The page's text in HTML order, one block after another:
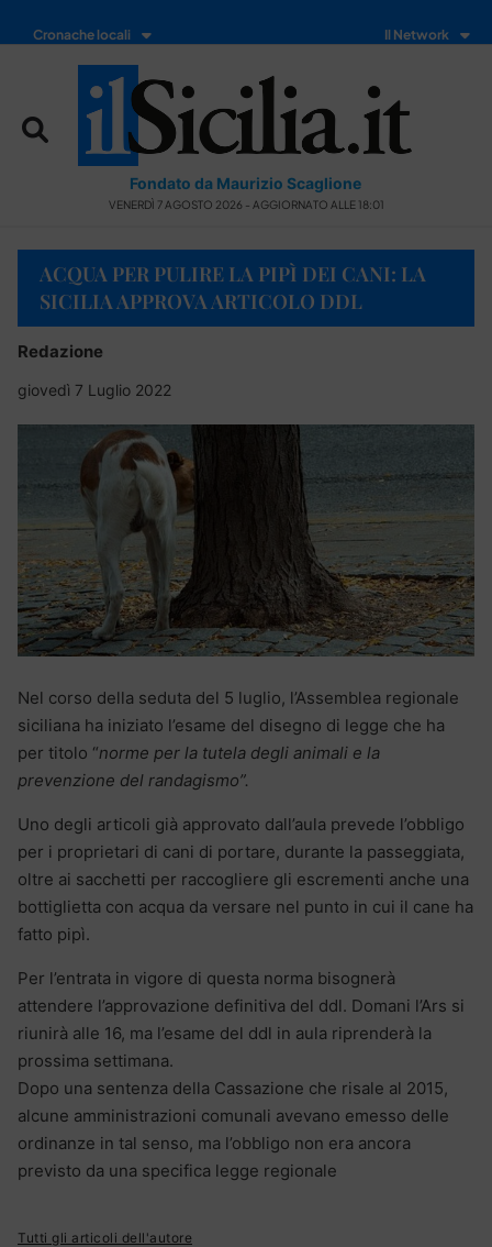
Cronache locali Il Network
Fondato da Maurizio Scaglione
VENERDÌ 7 AGOSTO 2026 - AGGIORNATO ALLE 18:01
ACQUA PER PULIRE LA PIPÌ DEI CANI: LA
SICILIA APPROVA ARTICOLO DDL
Redazione
giovedì 7 Luglio 2022
Nel corso della seduta del 5 luglio, l’Assemblea regionale
siciliana ha iniziato l’esame del disegno di legge che ha
per titolo “norme per la tutela degli animali e la
prevenzione del randagismo”.
Uno degli articoli già approvato dall’aula prevede l’obbligo
per i proprietari di cani di portare, durante la passeggiata,
oltre ai sacchetti per raccogliere gli escrementi anche una
bottiglietta con acqua da versare nel punto in cui il cane ha
fatto pipì.
Per l’entrata in vigore di questa norma bisognerà
attendere l’approvazione definitiva del ddl. Domani l’Ars si
riunirà alle 16, ma l’esame del ddl in aula riprenderà la
prossima settimana.
Dopo una sentenza della Cassazione che risale al 2015,
alcune amministrazioni comunali avevano emesso delle
ordinanze in tal senso, ma l’obbligo non era ancora
previsto da una specifica legge regionale
Tutti gli articoli dell'autore